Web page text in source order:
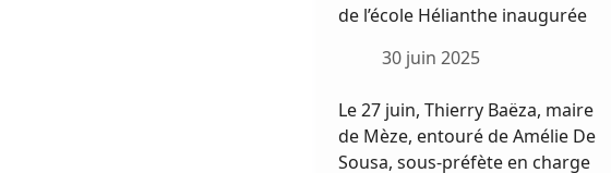
de l’école Hélianthe inaugurée
30 juin 2025
Le 27 juin, Thierry Baëza, maire
de Mèze, entouré de Amélie De
Sousa, sous-préfète en charge